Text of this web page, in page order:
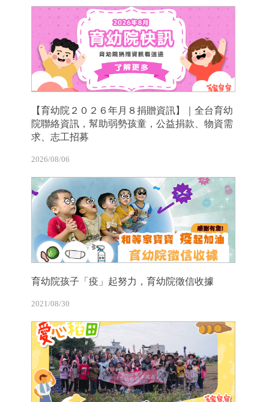
【育幼院２０２６年月８捐贈資訊】｜全台育幼
院聯絡資訊，幫助弱勢孩童，公益捐款、物資需
求、志工招募
2026/08/06
育幼院孩子「疫」起努力，育幼院徵信收據
2021/08/30